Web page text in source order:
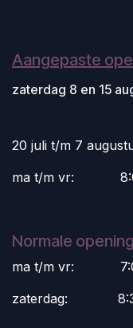
Aangepaste
zaterdag 8 en 15
20 juli t/m 7
ma t/m vr:
Normale
ma t/m vr:
zaterdag: